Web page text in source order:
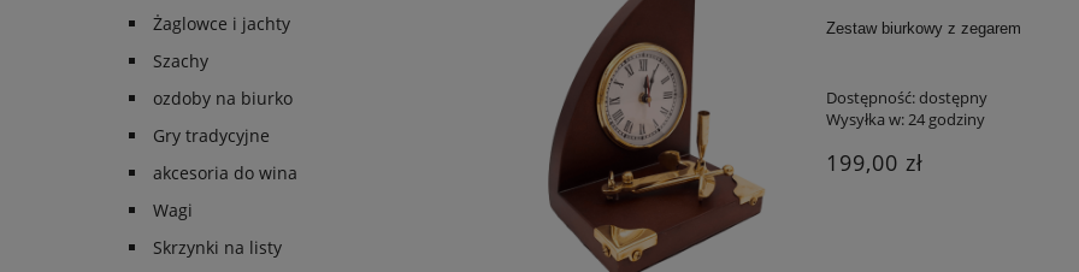
Żaglowce i jachty
Szachy
ozdoby na biurko
Gry tradycyjne
akcesoria do wina
Wagi
Skrzynki na listy
Zestaw biurkowy z zegarem
Dostępność:dostępny
Wysyłka w: 24 godziny
199,00 zł